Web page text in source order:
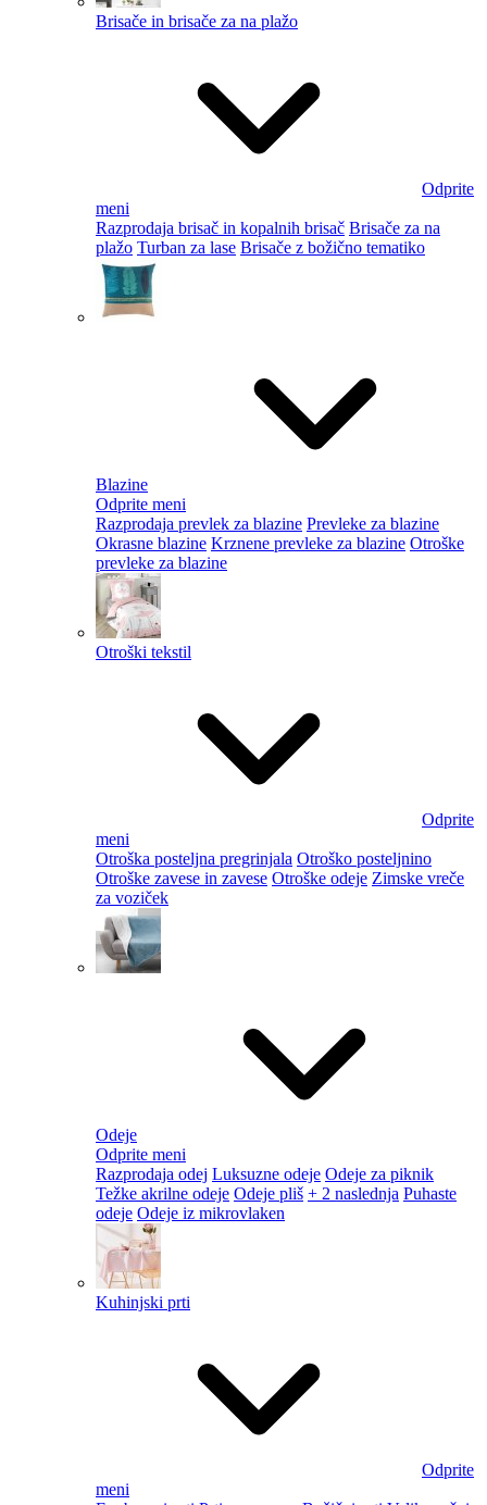
Brisače in brisače za na plažo
Odprite
meni
Razprodaja brisač in kopalnih brisač Brisače za na
plažo Turban za lase Brisače z božično tematiko
Blazine
Odprite meni
Razprodaja prevlek za blazine Prevleke za blazine
Okrasne blazine Krznene prevleke za blazine Otroške
prevleke za blazine
Otroški tekstil
Odprite
meni
Otroška posteljna pregrinjala Otroško posteljnino
Otroške zavese in zavese Otroške odeje Zimske vreče
za voziček
Odeje
Odprite meni
Razprodaja odej Luksuzne odeje Odeje za piknik
Težke akrilne odeje Odeje pliš + 2 naslednja Puhaste
odeje Odeje iz mikrovlaken
Kuhinjski prti
Odprite
meni